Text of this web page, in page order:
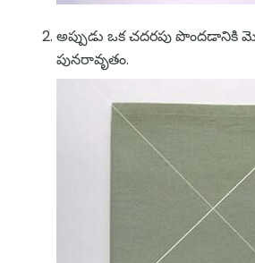
అప్పుడు ఒక చదరపు పొందడానికి
పునరావృతం.